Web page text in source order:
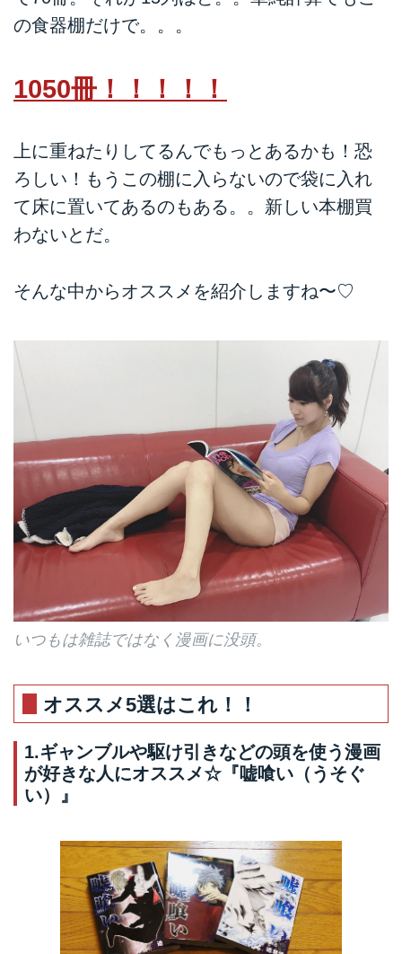
の食器棚だけで。。。
1050冊！！！！！
上に重ねたりしてるんでもっとあるかも！恐
ろしい！もうこの棚に入らないので袋に入れ
て床に置いてあるのもある。。新しい本棚買
わないとだ。
そんな中からオススメを紹介しますね〜♡
いつもは雑誌ではなく漫画に没頭。
オススメ5選はこれ！！
1.ギャンブルや駆け引きなどの頭を使う漫画
が好きな人にオススメ☆『嘘喰い（うそぐ
い）』